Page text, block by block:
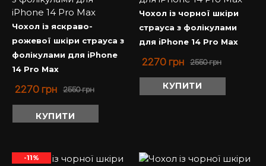
Чохол із яскраво-
рожевої шкіри страуса з
фолікулами для iPhone
14 Pro Max
2550грн
2270 грн
КУПИТИ
Чохол із чорної шкіри
страуса з фолікулами
для iPhone 14 Pro Max
2550грн
2270 грн
КУПИТИ
-11%